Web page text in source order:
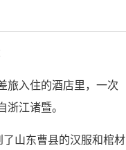
旅入住的酒店里，一次
江诸暨。
了山东曹县的汉服和棺材